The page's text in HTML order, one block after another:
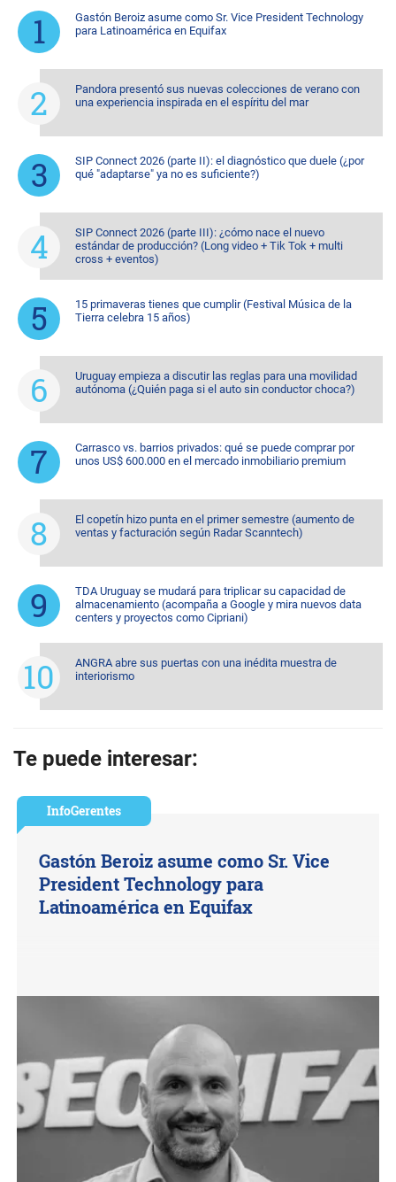
Gastón Beroiz asume como Sr. Vice President Technology
para Latinoamérica en Equifax
Pandora presentó sus nuevas colecciones de verano con
una experiencia inspirada en el espíritu del mar
SIP Connect 2026 (parte II): el diagnóstico que duele (¿por
qué "adaptarse" ya no es suficiente?)
SIP Connect 2026 (parte III): ¿cómo nace el nuevo
estándar de producción? (Long video + Tik Tok + multi
cross + eventos)
15 primaveras tienes que cumplir (Festival Música de la
Tierra celebra 15 años)
Uruguay empieza a discutir las reglas para una movilidad
autónoma (¿Quién paga si el auto sin conductor choca?)
Carrasco vs. barrios privados: qué se puede comprar por
unos US$ 600.000 en el mercado inmobiliario premium
El copetín hizo punta en el primer semestre (aumento de
ventas y facturación según Radar Scanntech)
TDA Uruguay se mudará para triplicar su capacidad de
almacenamiento (acompaña a Google y mira nuevos data
centers y proyectos como Cipriani)
ANGRA abre sus puertas con una inédita muestra de
interiorismo
Te puede interesar:
InfoGerentes
Gastón Beroiz asume como Sr. Vice
President Technology para
Latinoamérica en Equifax